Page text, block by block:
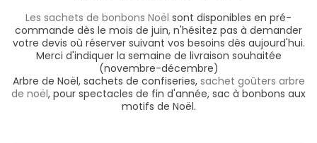
Les sachets de bonbons Noël sont disponibles en pré-
commande dès le mois de juin, n'hésitez pas à demander
votre devis où réserver suivant vos besoins dès aujourd'hui.
Merci d'indiquer la semaine de livraison souhaitée
(novembre-décembre)
Arbre de Noël, sachets de confiseries, sachet goûters arbre
de noël, pour spectacles de fin d'année, sac à bonbons aux
motifs de Noël.